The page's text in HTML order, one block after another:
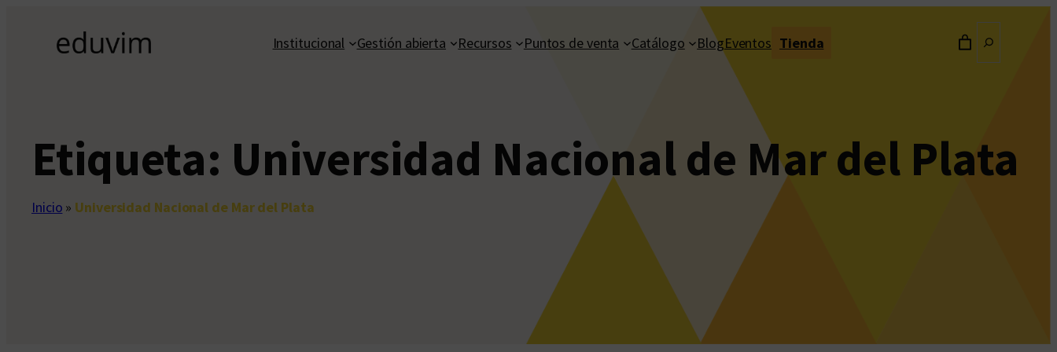
contenido
Institucional Gestión abierta Recursos Puntos de venta Catálogo BlogEventos Tienda
Etiqueta: Universidad Nacional de Mar del Plata
Inicio » Universidad Nacional de Mar del Plata